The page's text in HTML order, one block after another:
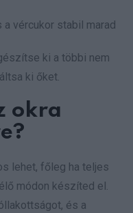
a vércukor stabil marad
ki a többi nem
ki őket.
okra
lehet, főleg ha teljes
módon készíted el.
és a